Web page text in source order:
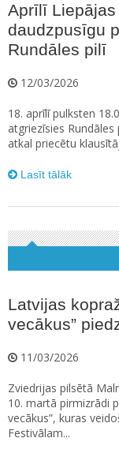
Aprīlī
daudzpusīgu
Rundāles pilī
12/03/2026
18. aprīlī pulksten
atgriezīsies Rundāles
atkal priecētu
Lasīt tālāk
Latvijas
vecākus”
11/03/2026
Zviedrijas pilsētā
10. martā pirmizrādi
vecākus”, kuras
Festivālam...